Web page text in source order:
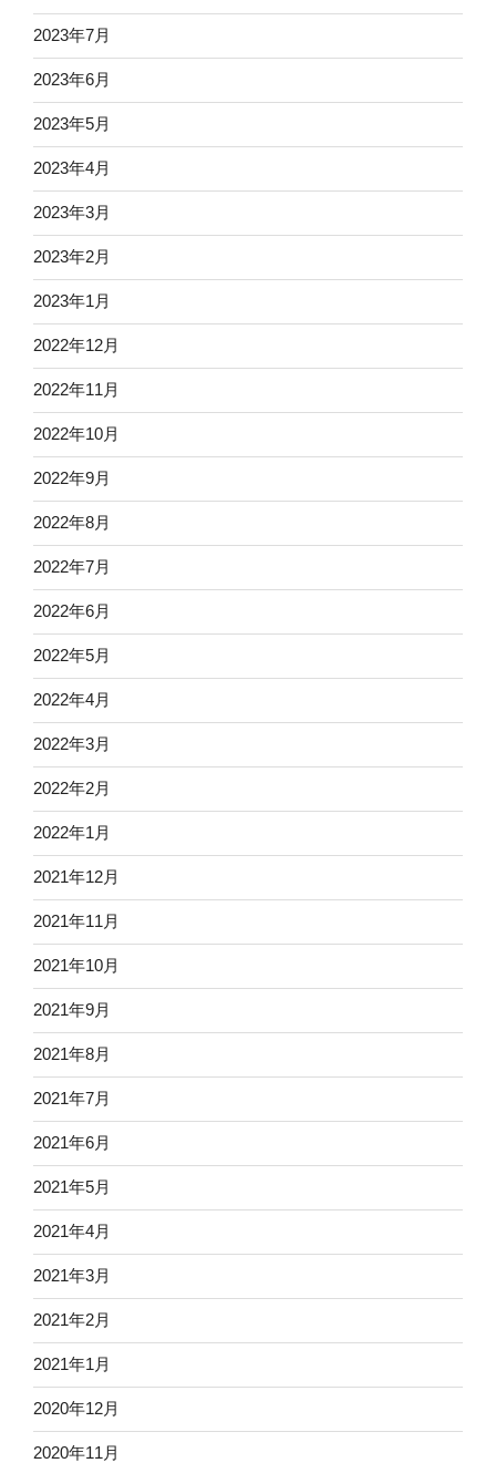
2023年7月
2023年6月
2023年5月
2023年4月
2023年3月
2023年2月
2023年1月
2022年12月
2022年11月
2022年10月
2022年9月
2022年8月
2022年7月
2022年6月
2022年5月
2022年4月
2022年3月
2022年2月
2022年1月
2021年12月
2021年11月
2021年10月
2021年9月
2021年8月
2021年7月
2021年6月
2021年5月
2021年4月
2021年3月
2021年2月
2021年1月
2020年12月
2020年11月